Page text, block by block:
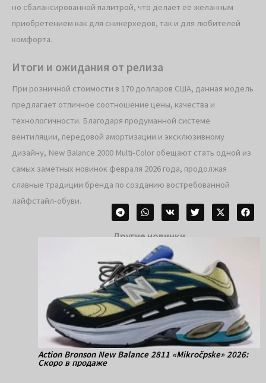
но сбалансированной палитрой, что делает её желанным
приобретением как для сникерхедов, так и для любителей
комфорта.
Итоги и ожидания от релиза
При розничной стоимости в 170 долларов США, данная модель
предлагает отличное соотношение цены, качества и
технологичности. Благодаря продуманной системе
вентиляции, передовой амортизации и эксклюзивному
дизайну, New Balance 2000 Multi-Color обещают стать одной из
самых заметных новинок февраля 2026 года, продолжая
славные традиции бренда по созданию востребованной
лайфстайл-обуви.
Другие новинки
Action Bronson New Balance 2811 «Mikročpske» 2026:
Скоро в продаже